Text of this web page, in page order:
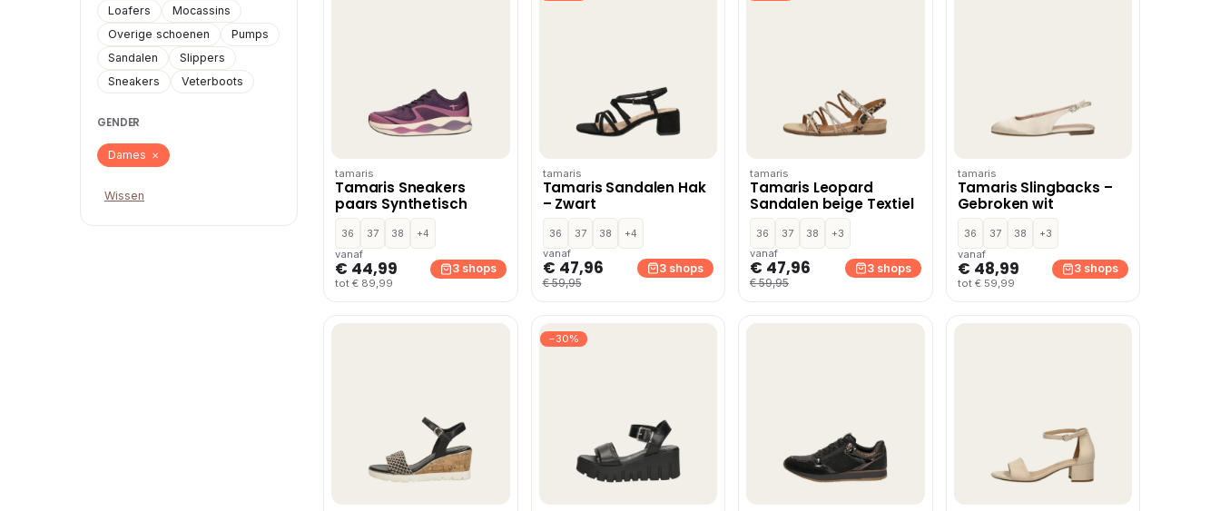
Loafers
Mocassins
Overige schoenen
Pumps
Sandalen
Slippers
Sneakers
Veterboots
GENDER
Dames ×
Wissen
tamaris
Tamaris Sneakers
paars Synthetisch
36 37 38
+4
vanaf
€ 44,99
tot € 89,99
3 shops
tamaris
Tamaris Sandalen Hak
– Zwart
36 37 38
+4
vanaf
€ 47,96
€ 59,95
3 shops
tamaris
Tamaris Leopard
Sandalen beige Textiel
36 37 38
+3
vanaf
€ 47,96
€ 59,95
3 shops
tamaris
Tamaris Slingbacks –
Gebroken wit
36 37 38
+3
vanaf
€ 48,99
tot € 59,99
3 shops
−30%